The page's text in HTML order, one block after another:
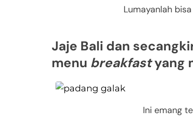
Lumayanlah
Jaje Bali dan
menu breakfastyang
Ini emang